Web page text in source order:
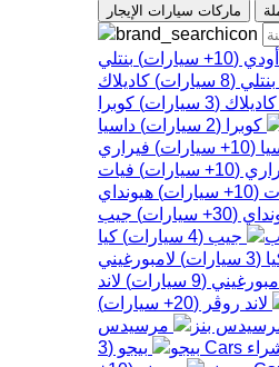
ماركات سيارات الإيجار
أودي (
10+ سيارات) بنتلي
بنتلي (
8 سيارات) كاديلاك
كاديلاك (
3 سيارات) كوبرا
كوبرا (
2 سيارات) داسيا
(
10+ سيارات) فيراري
(
10+ سيارات) فيات
(
10+ سيارات) هيونداي
(
30+ سيارات) جيب
جيب (
4 سيارات) كيا
(
3 سيارات) لامبورغيني
(
9 سيارات) لاند
لاند روڤر (
20+ سيارات)
مرسيدس
بيجو (
3